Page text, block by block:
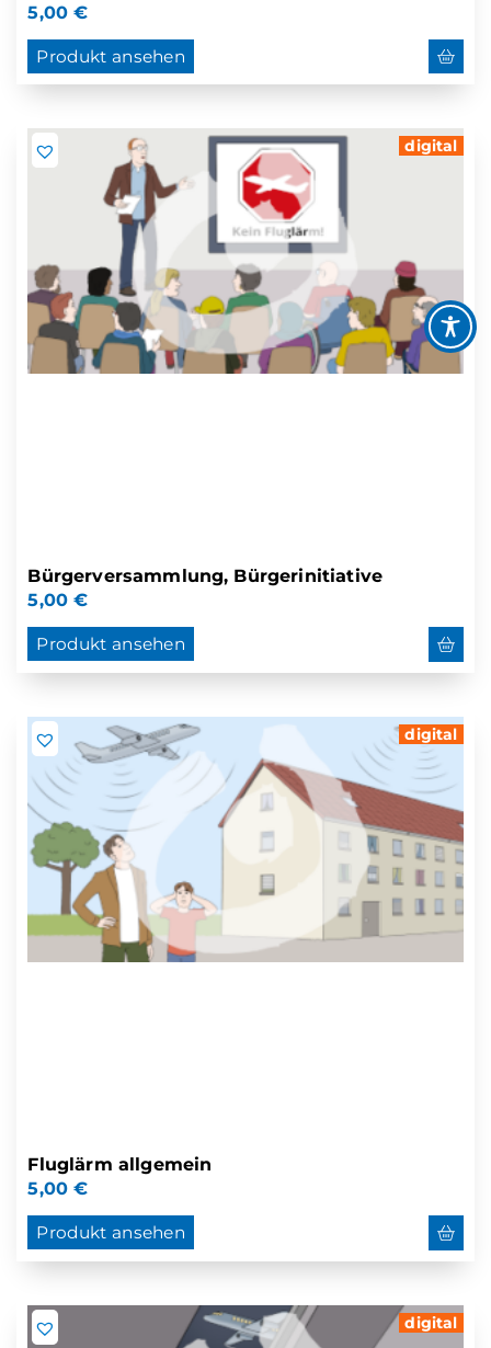
5,00€
Produkt ansehen
digital
Bürgerversammlung, Bürgerinitiative
5,00€
Produkt ansehen
digital
Fluglärm allgemein
5,00€
Produkt ansehen
digital